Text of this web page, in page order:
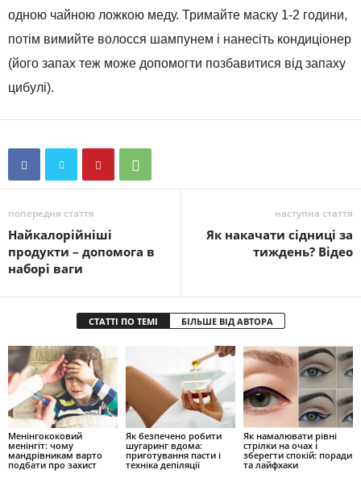
одною чайною ложкою меду. Тримайте маску 1-2 години,
потім вимийте волосся шампунем і нанесіть кондиціонер
(його запах теж може допомогти позбавитися від запаху
цибулі).
попередня стаття
Найкалорійніші
продукти – допомога в
наборі ваги
наступна стаття
Як накачати сідниці за
тиждень? Відео
СТАТТІ ПО ТЕМІ БІЛЬШЕ ВІД АВТОРА
Менінгококовий
менінгіт: чому
мандрівникам варто
подбати про захист
Як безпечено робити
шугаринг вдома:
приготування пасти і
техніка депіляції
Як намалювати рівні
стрілки на очах і
зберегти спокій: поради
та лайфхаки